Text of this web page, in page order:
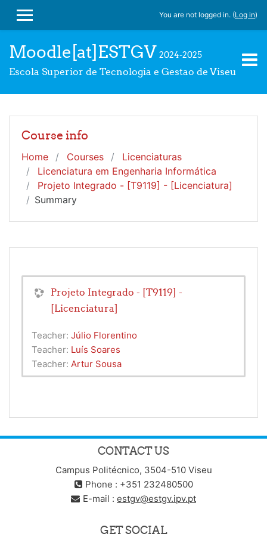
SIDE PANEL
You are not logged in. (Log in)
Moodle[at]ESTGV 2024-2025
Escola Superior de Tecnologia e Gestao de Viseu
Course info
Home Courses
Licenciaturas
Licenciatura em Engenharia Informática
Projeto Integrado - [T9119] - [Licenciatura]
Summary
Projeto Integrado - [T9119] -
[Licenciatura]
Teacher: Júlio Florentino
Teacher: Luís Soares
Teacher: Artur Sousa
CONTACT US
Campus Politécnico, 3504-510 Viseu
Phone : +351 232480500
E-mail : estgv@estgv.ipv.pt
GET SOCIAL